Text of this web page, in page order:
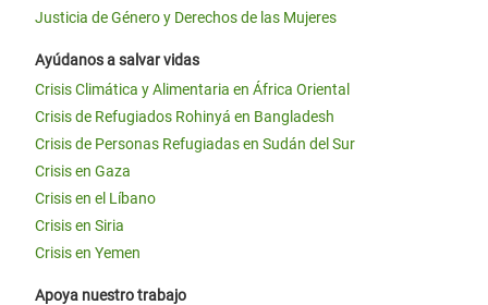
Justicia de Género y Derechos de las Mujeres
Ayúdanos a salvar vidas
Crisis Climática y Alimentaria en África Oriental
Crisis de Refugiados Rohinyá en Bangladesh
Crisis de Personas Refugiadas en Sudán del Sur
Crisis en Gaza
Crisis en el Líbano
Crisis en Siria
Crisis en Yemen
Apoya nuestro trabajo